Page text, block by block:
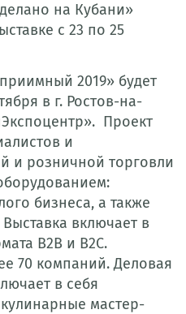
на Кубани»
с 23 по 25
2019» будет
в г. Ростов-на-
Проект
и
и розничной торговли
бизнеса, а также
включает в
B2B и B2C.
70 компаний. Деловая
в себя
мастер-